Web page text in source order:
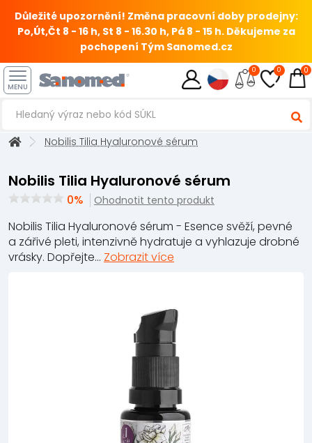
Důležité upozornění! Změna pracovní doby prodejny:
Po,Út,Čt 8 - 16 h, St 8 - 16.30 h, Pá 8 - 15 h. Děkujeme za
pochopení Tým Sanomed.cz
MENU
0 0 0
Nobilis Tilia Hyaluronové sérum
Nobilis Tilia Hyaluronové sérum
0% Ohodnotit tento produkt
Nobilis Tilia Hyaluronové sérum - Esence svěží, pevné
a zářivé pleti, intenzivně hydratuje a vyhlazuje drobné
vrásky. Dopřejte... Zobrazit více